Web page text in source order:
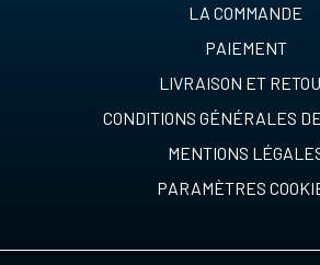
LA COMMANDE
PAIEMENT
LIVRAISON ET
CONDITIONS GÉNÉRALES
MENTIONS
PARAMÈTRES